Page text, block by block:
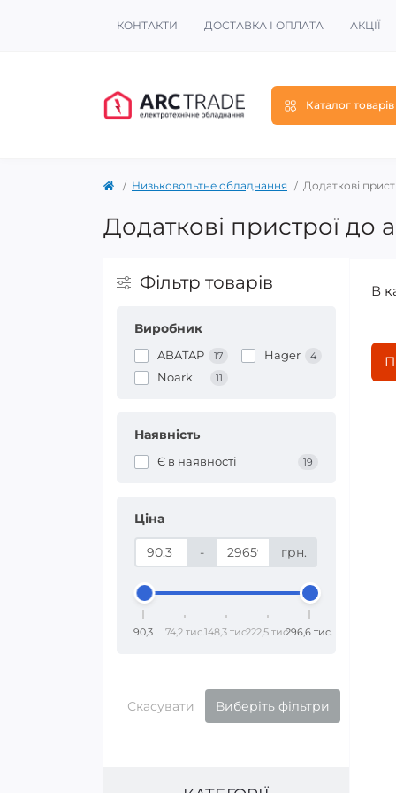
КОНТАКТИ ДОСТАВКА І ОПЛАТА АКЦІЇ
Каталог товарів
Низьковольтне обладнання Додаткові
Додаткові пристрої до
Фільтр товарів
Виробник
ABATAP 17 Hager 4
Noark 11
Наявність
Є в наявності 19
Ціна
- грн.
90,3 74,2 тис.148,3 тис.222,5 тис.296,6 тис.
Скасувати Виберіть фільтри
В